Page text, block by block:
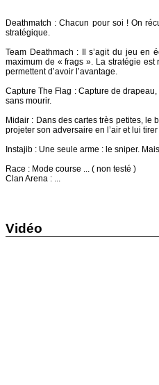
Deathmatch : Chacun pour soi ! On
stratégique.
Team Deathmach : Il s’agit du jeu en
maximum de « frags ». La stratégie
permettent d’avoir l’avantage.
Capture The Flag : Capture de
sans mourir.
Midair : Dans des cartes très petites, le
projeter son adversaire en l’air et lui tirer
Instajib : Une seule arme : le sniper.
Race : Mode course ... ( non testé )
Clan Arena : ...
Vidéo